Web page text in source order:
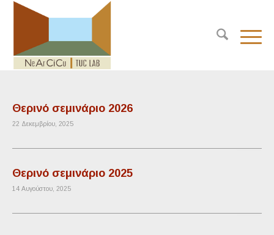
Θερινό σεμινάριο 2026
22 Δεκεμβρίου, 2025
Θερινό σεμινάριο 2025
14 Αυγούστου, 2025